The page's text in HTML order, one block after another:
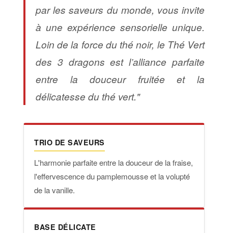
par les saveurs du monde, vous invite
à une expérience sensorielle unique.
Loin de la force du thé noir, le Thé Vert
des 3 dragons est l’alliance parfaite
entre la douceur fruitée et la
délicatesse du thé vert."
TRIO DE SAVEURS
L'harmonie parfaite entre la douceur de la fraise,
l'effervescence du pamplemousse et la volupté
de la vanille.
BASE DÉLICATE